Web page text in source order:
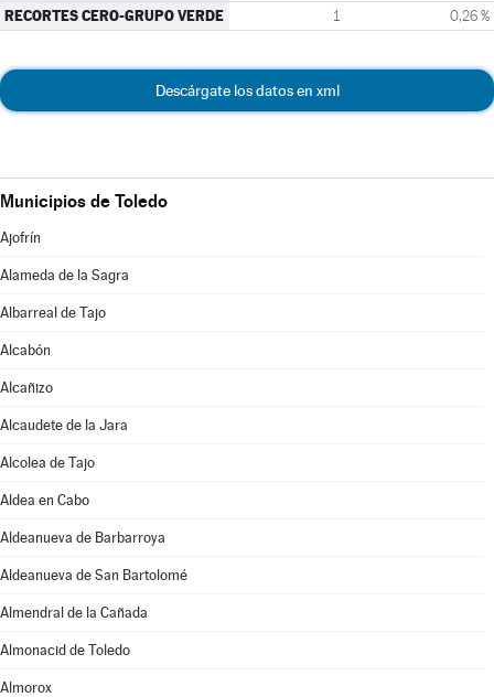
RECORTES CERO-GRUPO VERDE 1 0,26 %
Descárgate los datos en xml
Municipios de Toledo
Ajofrín
Alameda de la Sagra
Albarreal de Tajo
Alcabón
Alcañizo
Alcaudete de la Jara
Alcolea de Tajo
Aldea en Cabo
Aldeanueva de Barbarroya
Aldeanueva de San Bartolomé
Almendral de la Cañada
Almonacid de Toledo
Almorox